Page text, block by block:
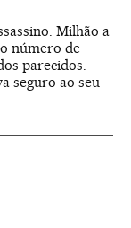
Milhão a
número de
parecidos.
seguro ao seu